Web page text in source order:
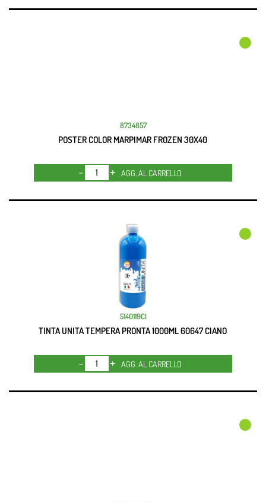
8734857
POSTER COLOR MARPIMAR FROZEN 30X40
Quantità
AGG. AL CARRELLO
5140119CI
TINTA UNITA TEMPERA PRONTA 1000ML 60647 CIANO
Quantità
AGG. AL CARRELLO